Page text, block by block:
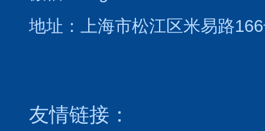
地址：上海市松江区米易路
友情链接：